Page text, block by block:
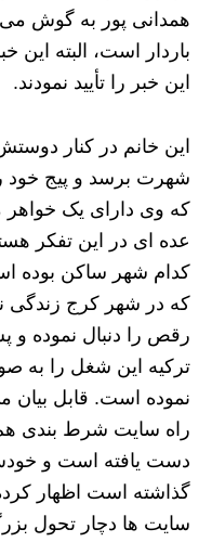
همدانی پور به گوش
باردار است، البته این
این خبر را تأیید نمودند.
این خانم در کنار
شهرت برسد و پیج خود
که وی دارای یک
عده ای در این تفکر
کدام شهر ساکن بوده
که در شهر کرج زندگی
رقص را دنبال نموده و
ترکیه این شغل را به
نموده است. قابل بیان
راه سایت شرط بندی هم
دست یافته است و
گذاشته است اظهار
سایت ها دچار تحول